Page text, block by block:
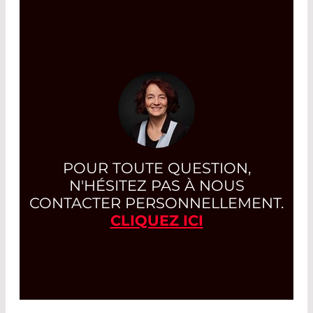
POUR TOUTE QUESTION,
N'HÉSITEZ PAS À NOUS
CONTACTER PERSONNELLEMENT.
CLIQUEZ ICI